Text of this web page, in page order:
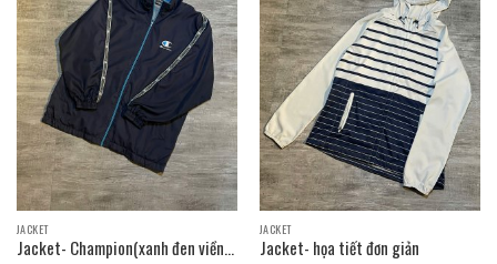
JACKET
Jacket- Champion(xanh đen viền
JACKET
Jacket- họa tiết đơn giản